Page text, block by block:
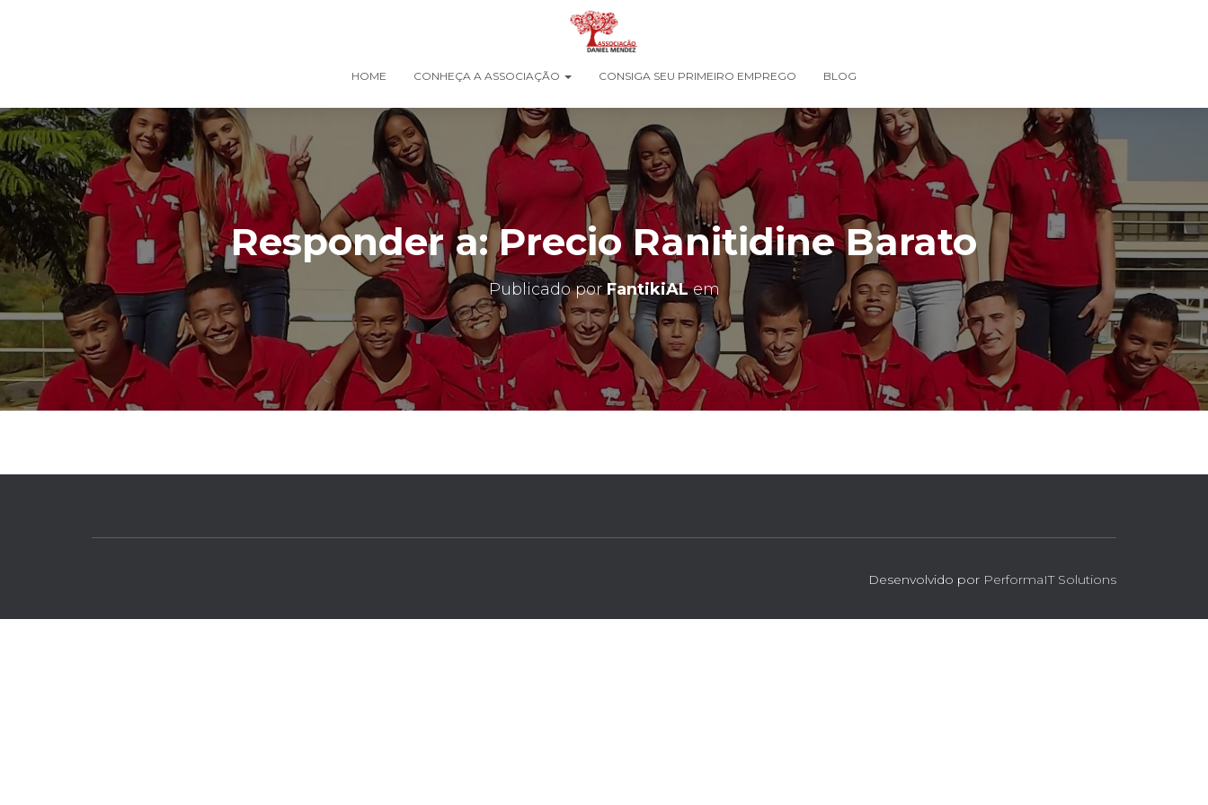
HOME CONHEÇA A ASSOCIAÇÃO CONSIGA SEU PRIMEIRO EMPREGO BLOG
Responder a: Precio Ranitidine Barato
Publicado porFantikiALem
Desenvolvido por PerformaIT Solutions